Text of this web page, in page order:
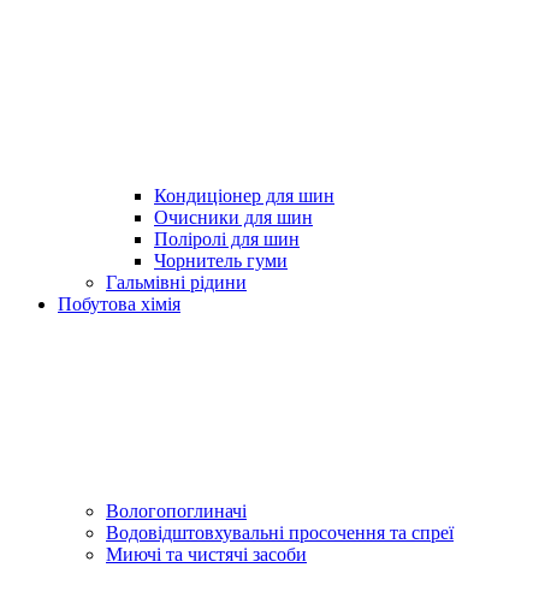
Кондиціонер для шин
Очисники для шин
Поліролі для шин
Чорнитель гуми
Гальмівні рідини
Побутова хімія
Вологопоглиначі
Водовідштовхувальні просочення та спреї
Миючі та чистячі засоби